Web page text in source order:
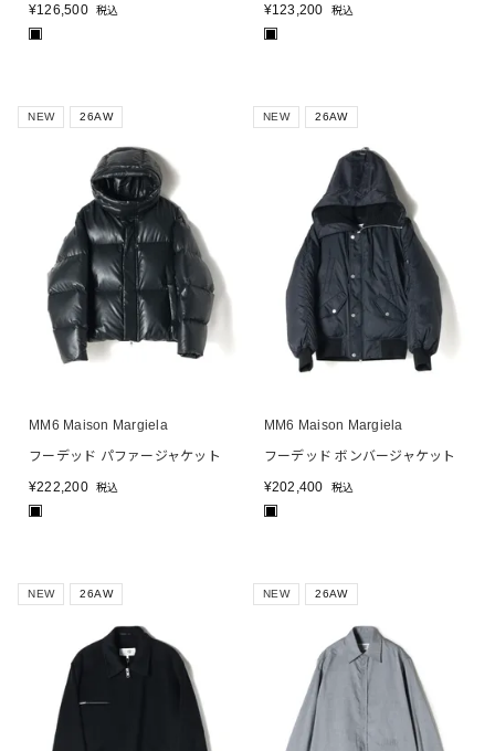
¥126,500 税込
■
¥123,200 税込
■
NEW 26AW
MM6 Maison Margiela
フーデッド パファージャケット
¥222,200 税込
■
NEW 26AW
MM6 Maison Margiela
フーデッド ボンバージャケット
¥202,400 税込
■
NEW 26AW NEW 26AW